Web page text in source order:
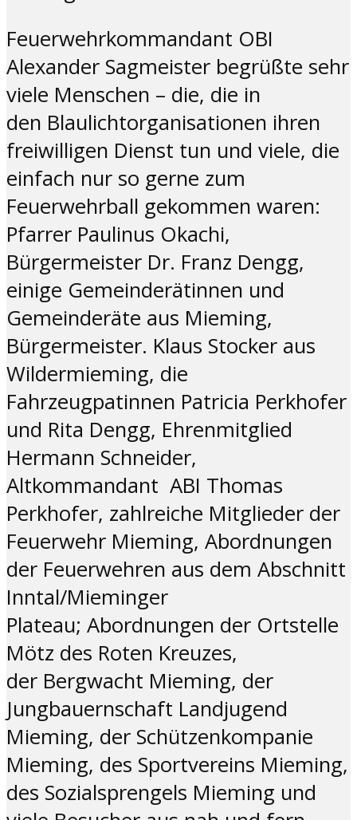
Feuerwehrkommandant OBI
Alexander Sagmeister begrüßte sehr
viele Menschen – die, die in
den Blaulichtorganisationen ihren
freiwilligen Dienst tun und viele, die
einfach nur so gerne zum
Feuerwehrball gekommen waren:
Pfarrer Paulinus Okachi,
Bürgermeister Dr. Franz Dengg,
einige Gemeinderätinnen und
Gemeinderäte aus Mieming,
Bürgermeister. Klaus Stocker aus
Wildermieming, die
Fahrzeugpatinnen Patricia Perkhofer
und Rita Dengg, Ehrenmitglied
Hermann Schneider,
Altkommandant ABI Thomas
Perkhofer, zahlreiche Mitglieder der
Feuerwehr Mieming, Abordnungen
der Feuerwehren aus dem Abschnitt
Inntal/Mieminger
Plateau; Abordnungen der Ortstelle
Mötz des Roten Kreuzes,
der Bergwacht Mieming, der
Jungbauernschaft Landjugend
Mieming, der Schützenkompanie
Mieming, des Sportvereins Mieming,
des Sozialsprengels Mieming und